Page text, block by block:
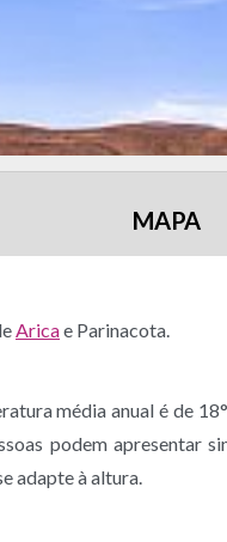
MAPA
Aricae Parinacota.
média anual é de
podem apresentar
adapte à altura.